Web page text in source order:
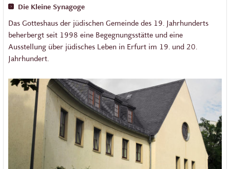
Die Kleine Synagoge
Das Gotteshaus der jüdischen Gemeinde des 19. Jahrhunderts
beherbergt seit 1998 eine Begegnungsstätte und eine
Ausstellung über jüdisches Leben in Erfurt im 19. und 20.
Jahrhundert.